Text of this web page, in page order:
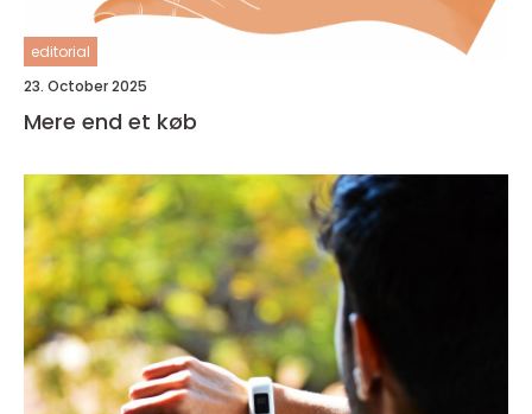
editorial
23. October 2025
Mere end et køb